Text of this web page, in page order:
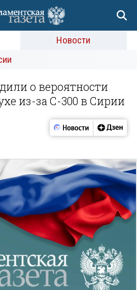
Новости
о вероятности
из-за С-300 в Сирии